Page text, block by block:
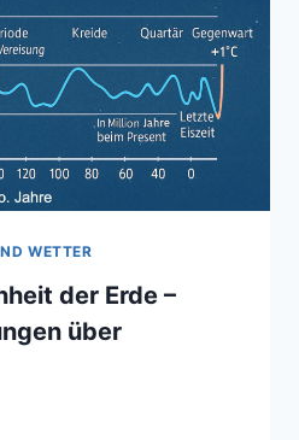
WETTER
der Erde –
über